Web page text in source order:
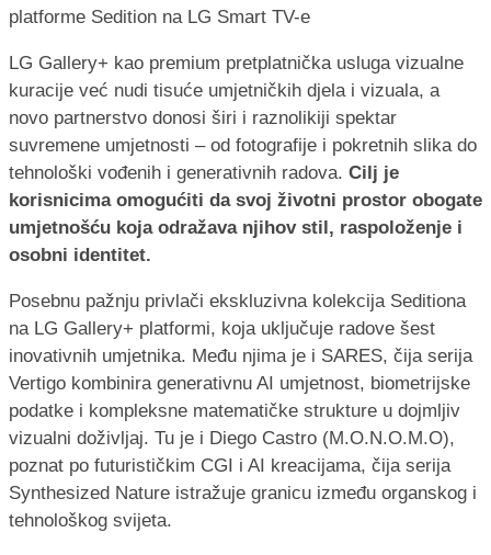
LG Gallery+ kao premium pretplatnička usluga vizualne
kuracije već nudi tisuće umjetničkih djela i vizuala, a
novo partnerstvo donosi širi i raznolikiji spektar
suvremene umjetnosti – od fotografije i pokretnih slika do
tehnološki vođenih i generativnih radova. Cilj je
korisnicima omogućiti da svoj životni prostor obogate
umjetnošću koja odražava njihov stil, raspoloženje i
osobni identitet.
Posebnu pažnju privlači ekskluzivna kolekcija Seditiona
na LG Gallery+ platformi, koja uključuje radove šest
inovativnih umjetnika. Među njima je i SARES, čija serija
Vertigo kombinira generativnu AI umjetnost, biometrijske
podatke i kompleksne matematičke strukture u dojmljiv
vizualni doživljaj. Tu je i Diego Castro (M.O.N.O.M.O),
poznat po futurističkim CGI i AI kreacijama, čija serija
Synthesized Nature istražuje granicu između organskog i
tehnološkog svijeta.